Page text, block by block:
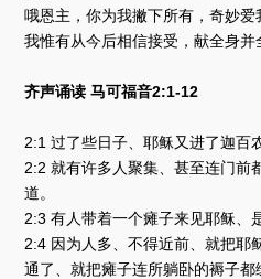
哦恩主，你为我撇下所有，奇妙爱
我惟有从今后相信接受，献全身并
齐声诵读 马可福音2:1-12
2:1 过了些日子、耶稣又进了迦百
2:2 就有许多人聚集、甚至连门前
道。
2:3 有人带着一个瘫子来见耶稣、
2:4 因为人多、不得近前、就把耶
通了、就把瘫子连所躺卧的褥子都